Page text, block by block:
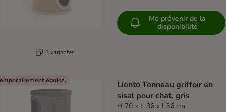
3 variantes
Me prévenir de la
disponibilité
épuisé.
Lionto Tonneau griffoir en
sisal pour chat, gris
H 70 x L 36 x l 36 cm